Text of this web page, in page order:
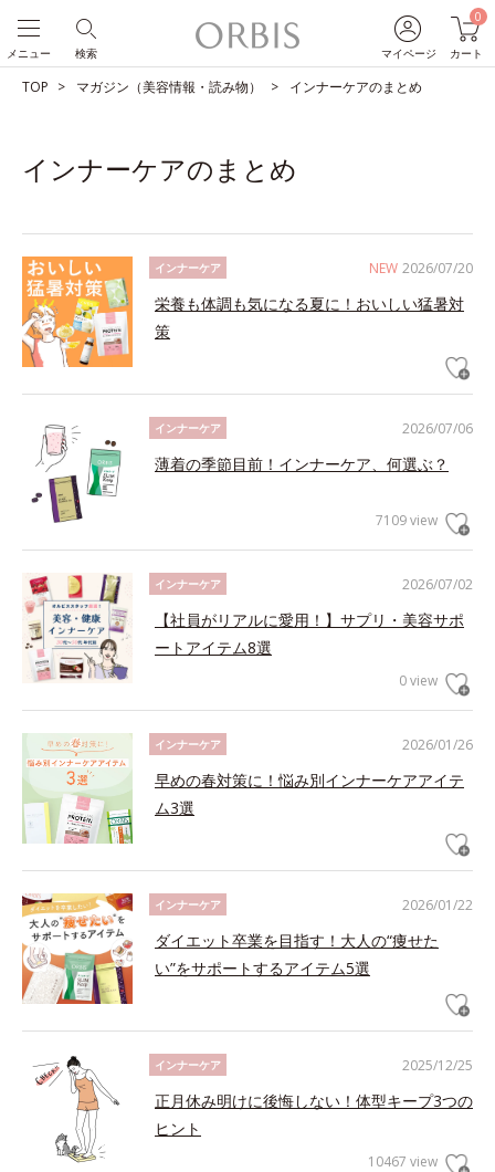
マイページ
0
カート
検索
メニュー
TOP マガジン（美容情報・読み物） インナーケアのまとめ
インナーケアのまとめ
NEW 2026/07/20
インナーケア
栄養も体調も気になる夏に！おいしい猛暑対
策
2026/07/06
インナーケア
薄着の季節目前！インナーケア、何選ぶ？
7109 view
2026/07/02
インナーケア
【社員がリアルに愛用！】サプリ・美容サポ
ートアイテム8選
0 view
2026/01/26
インナーケア
早めの春対策に！悩み別インナーケアアイテ
ム3選
2026/01/22
インナーケア
ダイエット卒業を目指す！大人の“痩せた
い”をサポートするアイテム5選
2025/12/25
インナーケア
正月休み明けに後悔しない！体型キープ3つの
ヒント
10467 view